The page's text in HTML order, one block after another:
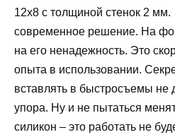
12х8 с толщиной стенок 2
современное решение. На
на его ненадежность. Это
опыта в использовании.
вставлять в быстросъемы не
упора. Ну и не пытаться
силикон – это работать не